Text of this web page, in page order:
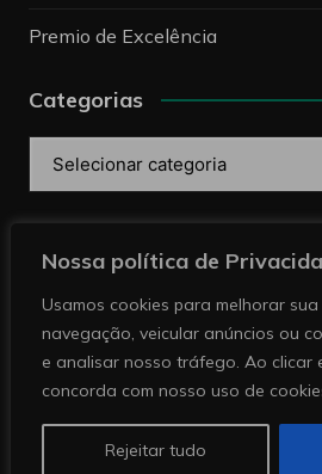
Nossa política de
Usamos cookies para melhorar
navegação, veicular anúncios ou
e analisar nosso tráfego. Ao clicar
concorda com nosso uso de
Rejeitar tudo
Premio de Excelência
Categorias
mineração. Todos direitos